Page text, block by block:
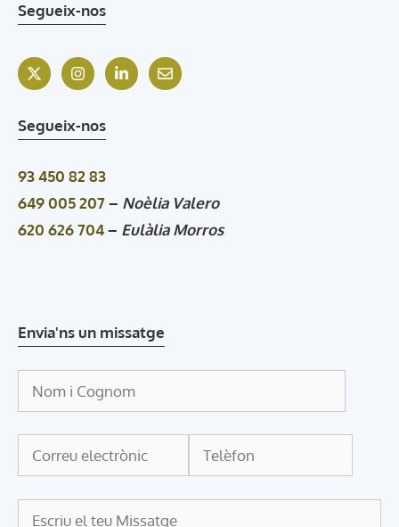
Segueix-nos
Segueix-nos
93 450 82 83
649 005 207– Noèlia Valero
620 626 704– Eulàlia Morros
Envia'ns un missatge